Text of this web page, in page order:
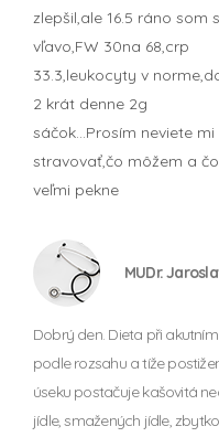
zlepšil,ale 16.5 ráno
vľavo,FW 30na 68,crp
33.3,leukocyty v
2 krát denne 2g
sáčok...Prosím neviete
stravovať,čo môžem a
veľmi pekne
MUDr.
Dobrý den. Dieta při
podle rozsahu a tíže
úseku postačuje kašovitá
jídle, smažených jídle,